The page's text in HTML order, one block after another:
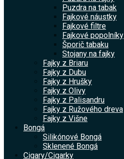
Puzdra na tabak
Fajkové náustky
Fajkové filtre
Fajkové popolníky
Šporič tabaku
Stojany na fajky
Fajky z Briaru
Fajky z Dubu
Fajky z Hrušky
Fajky z Olivy
Fajky z Palisandru
Fajky z Ružového dreva
Fajky z Višne
Bongá
Silikónové Bongá
Sklenené Bongá
Cigary/Cigarky